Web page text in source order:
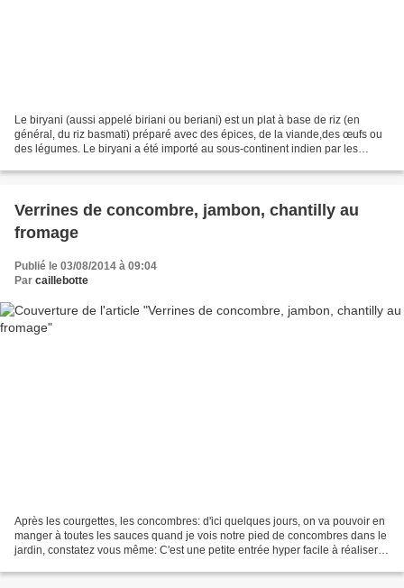
Le biryani (aussi appelé biriani ou beriani) est un plat à base de riz (en
général, du riz basmati) préparé avec des épices, de la viande,des œufs ou
des légumes. Le biryani a été importé au sous-continent indien par les
Verrines de concombre, jambon, chantilly au
fromage
Publié le 03/08/2014 à 09:04
Par caillebotte
Après les courgettes, les concombres: d'ici quelques jours, on va pouvoir en
manger à toutes les sauces quand je vois notre pied de concombres dans le
jardin, constatez vous même: C'est une petite entrée hyper facile à réaliser,